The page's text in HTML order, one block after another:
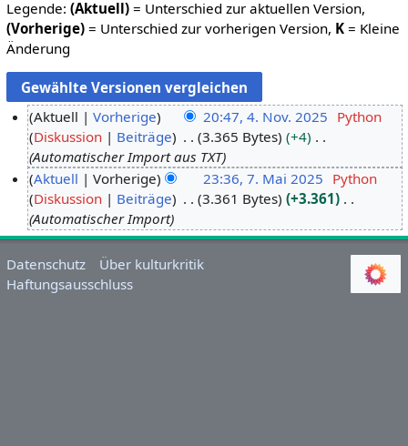
Legende: (Aktuell)= Unterschied zur aktuellen Version,
(Vorherige)= Unterschied zur vorherigen Version, K= Kleine
Änderung
N
e
m
b
Aktuell Vorherige 20:47, 4. Nov. 2025 Python
Diskussion
Beiträge 3.365 Bytes
+4
Automatischer Import aus TXT
M
a
i
Aktuell Vorherige 23:36, 7. Mai 2025 Python
Diskussion
Beiträge 3.361 Bytes
+3.361
Automatischer Import
Datenschutz
Über kulturkritik
Haftungsausschluss